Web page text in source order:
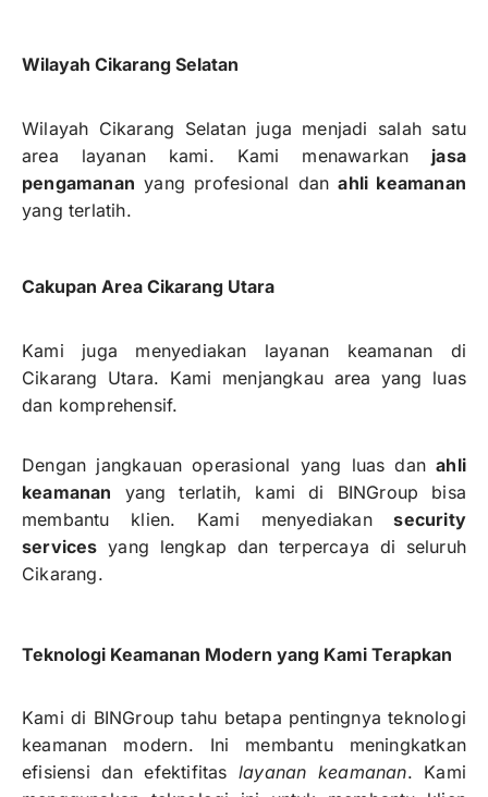
Wilayah Cikarang Selatan
Wilayah Cikarang Selatan juga menjadi salah satu
area layanan kami. Kami menawarkan jasa
pengamanan yang profesional danahli keamanan
yang terlatih.
Cakupan Area Cikarang Utara
Kami juga menyediakan layanan keamanan di
Cikarang Utara. Kami menjangkau area yang luas
dan komprehensif.
Dengan jangkauan operasional yang luas danahli
keamanan yang terlatih, kami di BINGroup bisa
membantu klien. Kami menyediakansecurity
services yang lengkap dan terpercaya di seluruh
Cikarang.
Teknologi Keamanan Modern yang Kami Terapkan
Kami di BINGroup tahu betapa pentingnya teknologi
keamanan modern. Ini membantu meningkatkan
efisiensi dan efektifitaslayanan keamanan. Kami